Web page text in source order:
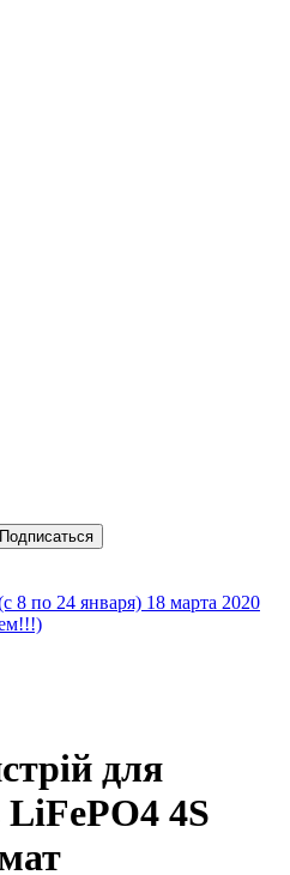
Подписаться
8 по 24 января) 18 марта 2020
для
LiFePO4 4S